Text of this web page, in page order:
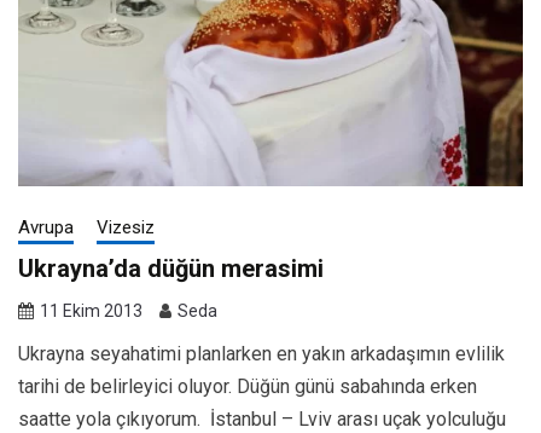
Avrupa Vizesiz
Ukrayna’da düğün merasimi
11 Ekim 2013 Seda
Ukrayna seyahatimi planlarken en yakın arkadaşımın evlilik
tarihi de belirleyici oluyor. Düğün günü sabahında erken
saatte yola çıkıyorum. İstanbul – Lviv arası uçak yolculuğu